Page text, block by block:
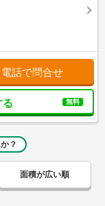
電話で問合せ
る 無料
？
面積が広い順